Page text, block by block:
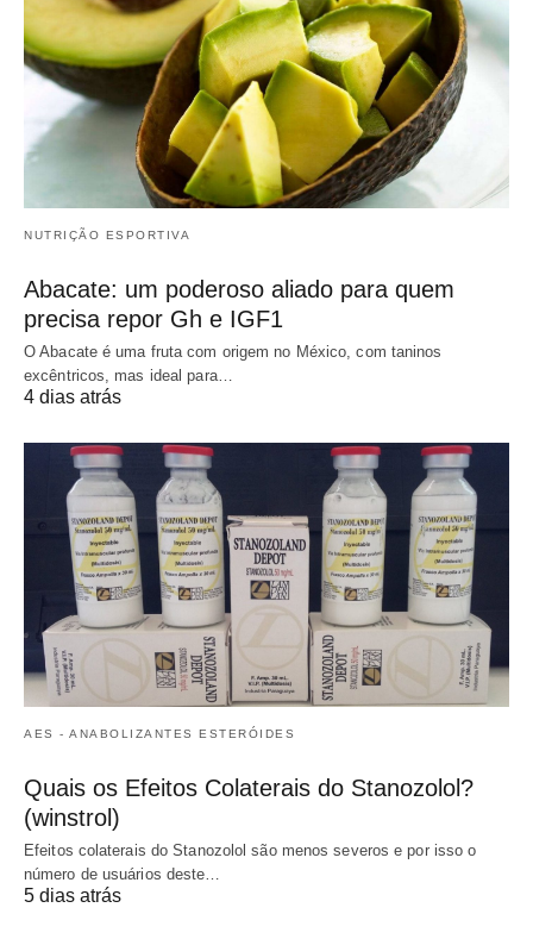
NUTRIÇÃO ESPORTIVA
Abacate: um poderoso aliado para quem
precisa repor Gh e IGF1
O Abacate é uma fruta com origem no México, com taninos
excêntricos, mas ideal para…
4 dias atrás
AES - ANABOLIZANTES ESTERÓIDES
Quais os Efeitos Colaterais do Stanozolol?
(winstrol)
Efeitos colaterais do Stanozolol são menos severos e por isso o
número de usuários deste…
5 dias atrás